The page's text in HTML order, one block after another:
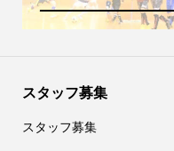
スタッフ募集
スタッフ募集